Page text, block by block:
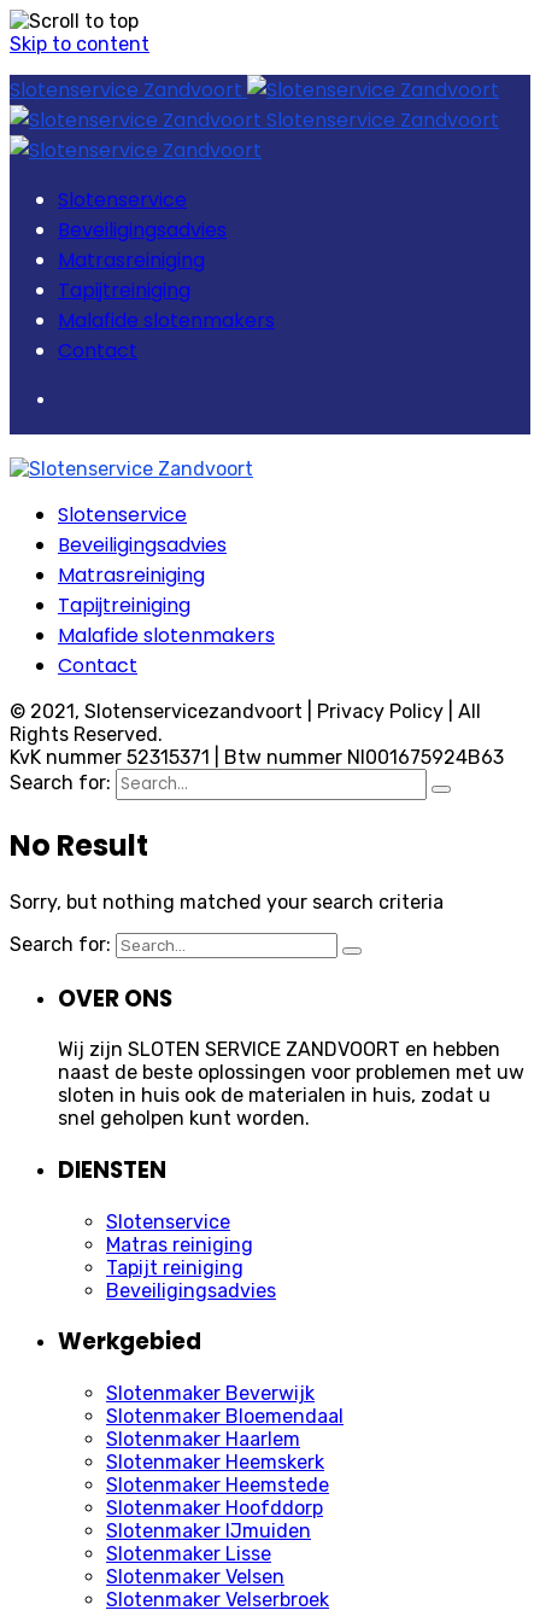
Skip to content
Slotenservice Zandvoort
Slotenservice Zandvoort
Slotenservice
Beveiligingsadvies
Matrasreiniging
Tapijtreiniging
Malafide slotenmakers
Contact
Slotenservice
Beveiligingsadvies
Matrasreiniging
Tapijtreiniging
Malafide slotenmakers
Contact
© 2021, Slotenservicezandvoort | Privacy Policy | All
Rights Reserved.
KvK nummer 52315371 | Btw nummer Nl001675924B63
Search for:
No Result
Sorry, but nothing matched your search criteria
Search for:
OVER ONS
Wij zijn SLOTEN SERVICE ZANDVOORT en hebben
naast de beste oplossingen voor problemen met uw
sloten in huis ook de materialen in huis, zodat u
snel geholpen kunt worden.
DIENSTEN
Slotenservice
Matras reiniging
Tapijt reiniging
Beveiligingsadvies
Werkgebied
Slotenmaker Beverwijk
Slotenmaker Bloemendaal
Slotenmaker Haarlem
Slotenmaker Heemskerk
Slotenmaker Heemstede
Slotenmaker Hoofddorp
Slotenmaker IJmuiden
Slotenmaker Lisse
Slotenmaker Velsen
Slotenmaker Velserbroek